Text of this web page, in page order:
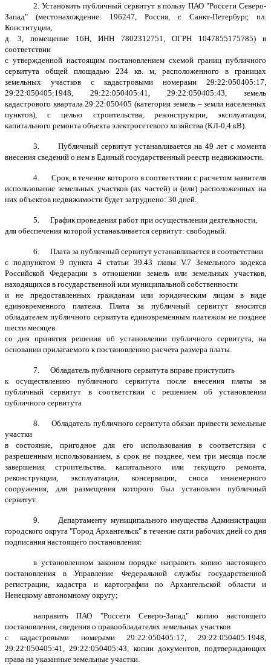
2. Установить публичный сервитут в пользу ПАО "Россети Северо-
Запад" (местонахождение: 196247, Россия, г. Санкт-Петербург, пл.
Конституции,
д. 3, помещение 16Н, ИНН 7802312751, ОГРН 1047855175785) в
соответствии
с утвержденной настоящим постановлением схемой границ публичного
сервитута общей площадью 234 кв. м, расположенного в границах
земельных участков с кадастровыми номерами 29:22:050405:17,
29:22:050405:1948, 29:22:050405:41, 29:22:050405:43, земель
кадастрового квартала 29:22:050405 (категория земель – земли населенных
пунктов), с целью строительства, реконструкции, эксплуатации,
капитального ремонта объекта электросетевого хозяйства (КЛ-0,4 кВ).
3. Публичный сервитут устанавливается на 49 лет с момента
внесения сведений о нем в Единый государственный реестр недвижимости.
4. Срок, в течение которого в соответствии с расчетом заявителя
использование земельных участков (их частей) и (или) расположенных на
них объектов недвижимости будет затруднено: 30 дней.
5. График проведения работ при осуществлении деятельности,
для обеспечения которой устанавливается сервитут: свободный.
6. Плата за публичный сервитут устанавливается в соответствии
с подпунктом 9 пункта 4 статьи 39.43 главы V.7 Земельного кодекса
Российской Федерации в отношении земель или земельных участков,
находящихся в государственной или муниципальной собственности
и не предоставленных гражданам или юридическим лицам в виде
единовременного платежа. Плата за публичный сервитут вносится
обладателем публичного сервитута единовременным платежом не позднее
шести месяцев
со дня принятия решения об установлении публичного сервитута, на
основании прилагаемого к постановлению расчета размера платы.
7. Обладатель публичного сервитута вправе приступить
к осуществлению публичного сервитута после внесения платы за
публичный сервитут в соответствии с решением об установлении
публичного сервитута
8. Обладатель публичного сервитута обязан привести земельные
участки
в состояние, пригодное для его использования в соответствии с
разрешенным использованием, в срок не позднее, чем три месяца после
завершения строительства, капитального или текущего ремонта,
реконструкции, эксплуатации, консервации, сноса инженерного
сооружения, для размещения которого был установлен публичный
сервитут.
9. Департаменту муниципального имущества Администрации
городского округа "Город Архангельск" в течение пяти рабочих дней со дня
подписания настоящего постановления:
в установленном законом порядке направить копию настоящего
постановления в Управление Федеральной службы государственной
регистрации, кадастра и картографии по Архангельской области и
Ненецкому автономному округу;
направить ПАО "Россети Северо-Запад" копию настоящего
постановления, сведения о правообладателях земельных участков
с кадастровыми номерами 29:22:050405:17, 29:22:050405:1948,
29:22:050405:41, 29:22:050405:43, копии документов, подтверждающих
права на указанные земельные участки.